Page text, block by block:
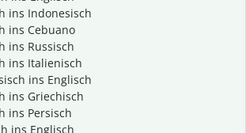
ins Indonesisch
ins Cebuano
ins Russisch
ins Italienisch
ins Englisch
ins Griechisch
ins Persisch
ins Englisch